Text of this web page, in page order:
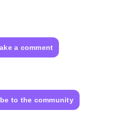
a comment
to the community